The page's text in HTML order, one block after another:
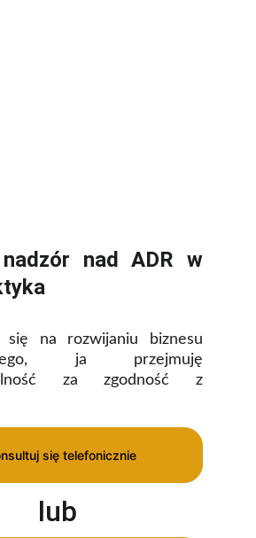
nad ADR w
się na rozwijaniu biznesu
ja przejmuję
za zgodność z
się telefonicznie
lub